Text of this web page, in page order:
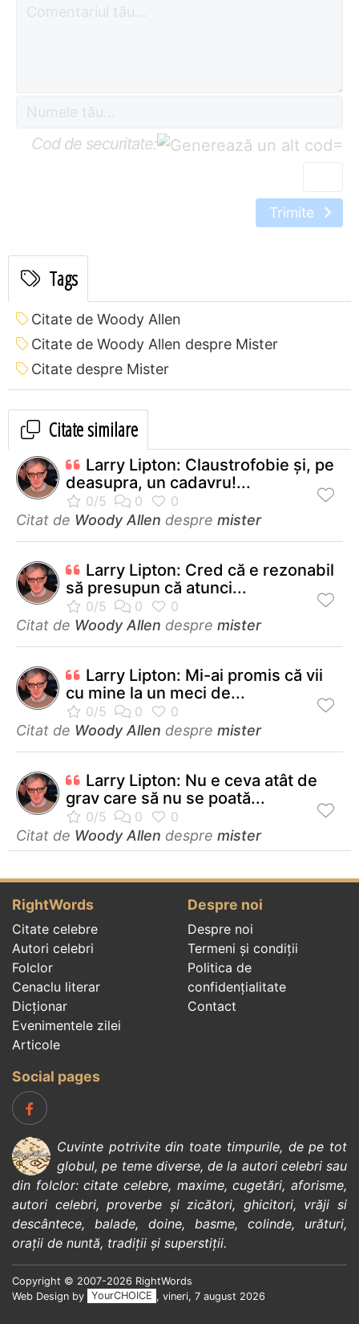
Cod de securitate: =
Trimite
Tags
Citate de Woody Allen
Citate de Woody Allen despre Mister
Citate despre Mister
Citate similare
Larry Lipton: Claustrofobie şi, pe
deasupra, un cadavru!...
Citat de Woody Allen despre mister
Larry Lipton: Cred că e rezonabil
să presupun că atunci...
Citat de Woody Allen despre mister
Larry Lipton: Mi-ai promis că vii
cu mine la un meci de...
Citat de Woody Allen despre mister
Larry Lipton: Nu e ceva atât de
grav care să nu se poată...
Citat de Woody Allen despre mister
RightWords
Citate celebre
Autori celebri
Folclor
Cenaclu literar
Dicționar
Evenimentele zilei
Articole
Despre noi
Despre noi
Termeni și condiții
Politica de
confidenţialitate
Contact
Social pages
Cuvinte potrivite din toate timpurile, de pe tot
globul, pe teme diverse, de la autori celebrisau
din folclor:citate celebre, maxime,cugetări,aforisme,
autori celebri,proverbe și zicători, ghicitori, vrăji si
descântece, balade, doine, basme, colinde, urături,
orații de nuntă, tradiții și superstiții.
Copyright © 2007-2026 RightWords
Web Design by
YourCHOICE , vineri, 7 august 2026